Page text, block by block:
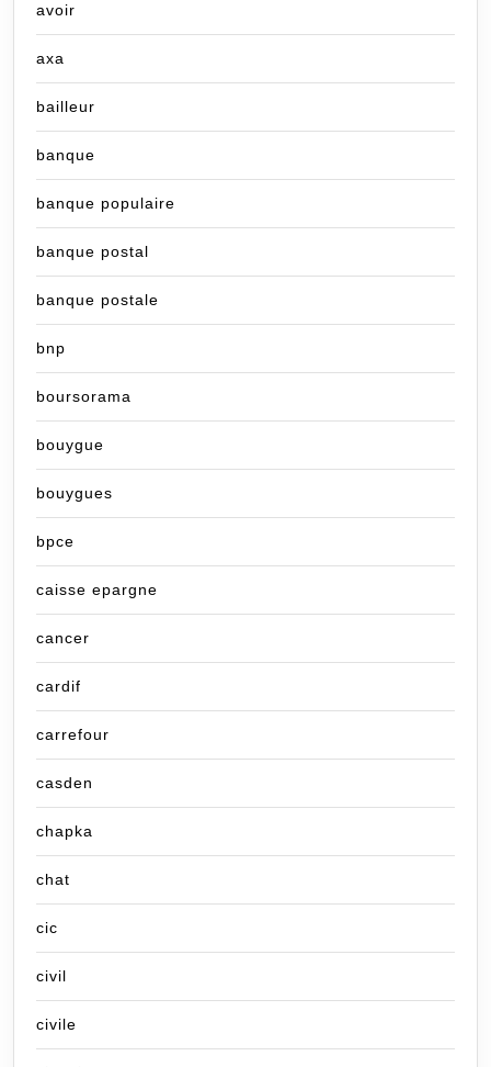
avoir
axa
bailleur
banque
banque populaire
banque postal
banque postale
bnp
boursorama
bouygue
bouygues
bpce
caisse epargne
cancer
cardif
carrefour
casden
chapka
chat
cic
civil
civile